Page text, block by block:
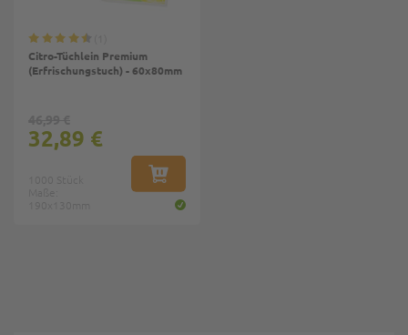
Citro-Tüchlein Premium
(Erfrischungstuch) - 60x80mm
IN DEN WARENKORB
32,89 €